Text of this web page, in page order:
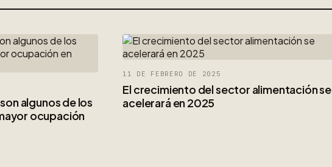
algunos de los
ocupación
11 DE FEBRERO DE 2025
El crecimiento del sector alimentación se
acelerará en 2025